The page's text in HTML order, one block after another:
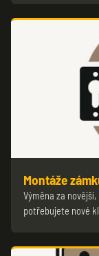
Montáže
Výměna za
potřebujete nové